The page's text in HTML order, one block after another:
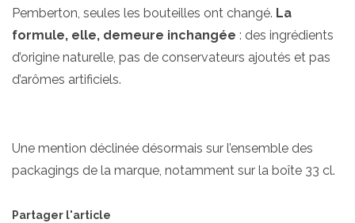
Pemberton, seules les bouteilles ont changé. La
formule, elle, demeure inchangée : des ingrédients
d’origine naturelle, pas de conservateurs ajoutés et pas
d’arômes artificiels.
Une mention déclinée désormais sur l’ensemble des
packagings de la marque, notamment sur la boîte 33 cl.
Partager l'article